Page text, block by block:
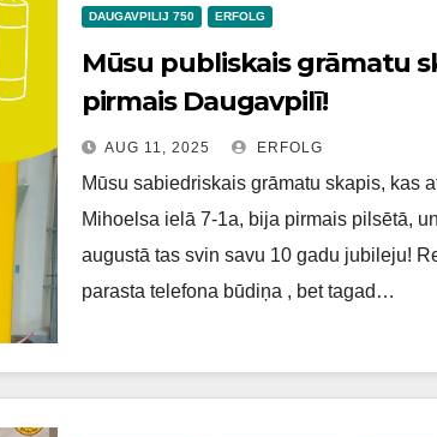
DAUGAVPILIJ 750 ERFOLG
Mūsu publiskais grāmatu
pirmais Daugavpilī!
AUG 11, 2025 ERFOLG
Mūsu sabiedriskais grāmatu skapis, kas
Mihoelsa ielā 7-1a, bija pirmais pilsētā,
augustā tas svin savu 10 gadu jubileju!
parasta telefona būdiņa , bet tagad…